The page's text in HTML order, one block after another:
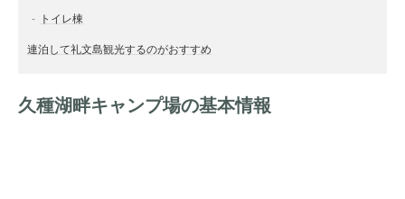
トイレ棟
連泊して礼文島観光するのがおすすめ
久種湖畔キャンプ場の基本情報